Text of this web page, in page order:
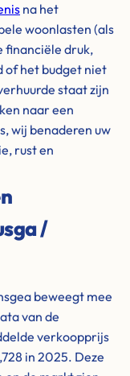
na het
woonlasten (als
financiële druk,
of het budget niet
staat zijn
naar een
wij benaderen uw
rust en
/
beweegt mee
van de
verkoopprijs
in 2025. Deze